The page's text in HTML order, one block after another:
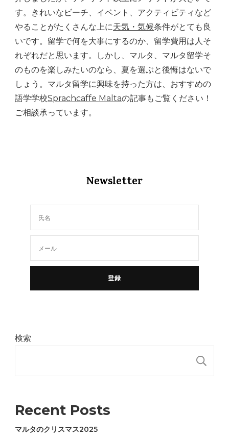
す。きれいなビーチ、イベント、アクティビティなど
やることがたくさんな上に天気・気候条件がとても良
いです。留学で何を大事にするのか、留学費用は人そ
れぞれだと思います。しかし、マルタ、マルタ留学そ
のものを楽しみたいのなら、夏を選ぶと後悔はないで
しょう。マルタ留学に興味を持った方は、おすすめの
語学学校Sprachcaffe Maltaの記事もご覧ください！
ご相談承っています。
Newsletter
検索
Recent Posts
マルタのクリスマス2025